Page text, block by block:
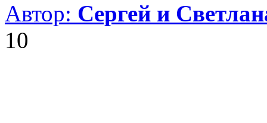
Автор: Сергей и
10